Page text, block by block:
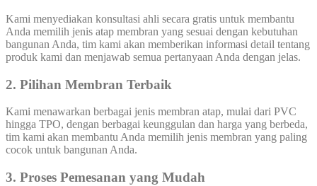
Kami menyediakan konsultasi ahli secara gratis untuk membantu
Anda memilih jenis atap membran yang sesuai dengan kebutuhan
bangunan Anda, tim kami akan memberikan informasi detail tentang
produk kami dan menjawab semua pertanyaan Anda dengan jelas.
2. Pilihan Membran Terbaik
Kami menawarkan berbagai jenis membran atap, mulai dari PVC
hingga TPO, dengan berbagai keunggulan dan harga yang berbeda,
tim kami akan membantu Anda memilih jenis membran yang paling
cocok untuk bangunan Anda.
3. Proses Pemesanan yang Mudah